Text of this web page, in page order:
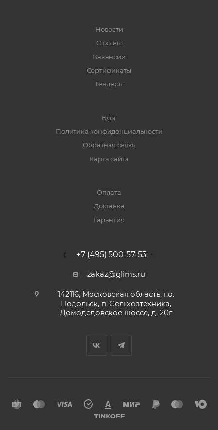
Новости
Отзывы
Вакансии
Сертификаты
Тендеры
Блог
Политика конфиденциальности
Обратная связь
Карта сайта
Оплата
Доставка
Гарантия
+7 (495) 500-57-53
zakaz@glims.ru
142116, Московская область, г.о.
Подольск, п. Сельхозтехника,
Домодедовское шоссе, д. 20г